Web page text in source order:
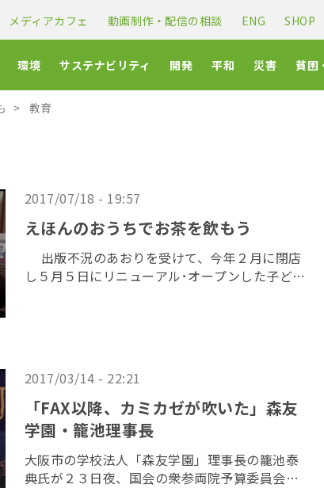
メディアカフェ 動画制作・配信の相談 ENG SHOP
環境 サステナビリティ 開発 平和 災害 貧困
教育
2017/07/18 - 19:57
えほんのおうちでお茶を飲もう
出版不況のあおりを受けて、今年２月に閉店
し５月５日にリニューアル･オープンした子ども
2017/03/14 - 22:21
「FAX以降、カミカゼが吹いた」森友
学園・籠池理事長
大阪市の学校法人「森友学園」理事長の籠池泰
典氏が２３日夜、国会の衆参両院予算委員会で